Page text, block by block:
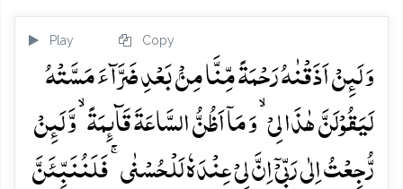
Play Copy
وَ لَئِنۡ اَذَقۡنٰہُ رَحۡمَۃً مِّنَّا مِنۡۢ بَعۡدِ ضَرَّآءَ مَسَّتۡہُ
لَیَقُوۡلَنَّ ہٰذَا لِیۡ ۙ وَ مَاۤ اَظُنُّ السَّاعَۃَ قَآئِمَۃً ۙ وَّ لَئِنۡ
رُّجِعۡتُ اِلٰی رَبِّیۡۤ اِنَّ لِیۡ عِنۡدَہٗ لَلۡحُسۡنٰی ۚ فَلَنُنَبِّئَنَّ